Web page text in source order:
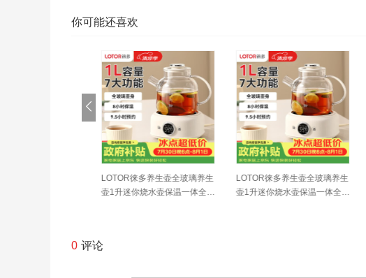
你可能还喜欢
LOTOR徕多养生壶全玻璃养生
壶1升迷你烧水壶保温一体全自
LOTOR徕多养生壶全玻璃养生
壶1升迷你烧水壶保温一体全自
0 评论